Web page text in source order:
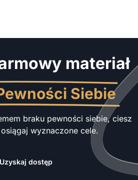
materiał
Siebie
braku pewności siebie, ciesz
wyznaczone cele.
Uzyskaj dostęp